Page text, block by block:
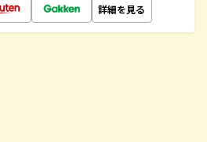
詳細を見る